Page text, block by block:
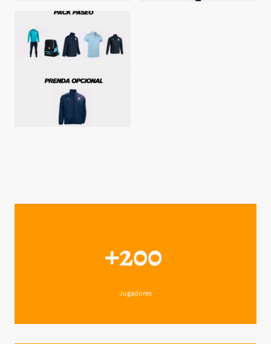
+200
Jugadores